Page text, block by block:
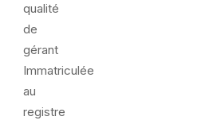
qualité
de
gérant
Immatriculée
au
registre